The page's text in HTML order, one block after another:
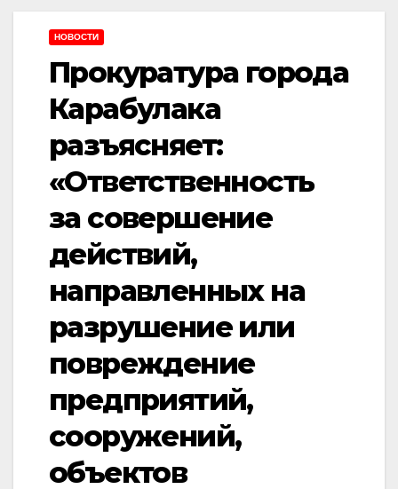
НОВОСТИ
Прокуратура города
Карабулака
разъясняет:
«Ответственность
за совершение
действий,
направленных на
разрушение или
повреждение
предприятий,
сооружений,
объектов